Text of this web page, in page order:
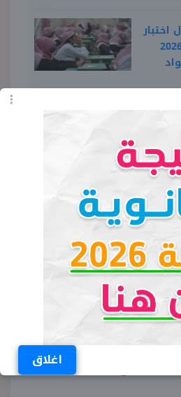
اغلاق
اختبار
ثالث ابتدائي 2026
في تبوك
المهارات
الرقمية، هندسة
الاصطناعي، الأمن
40 درجة.